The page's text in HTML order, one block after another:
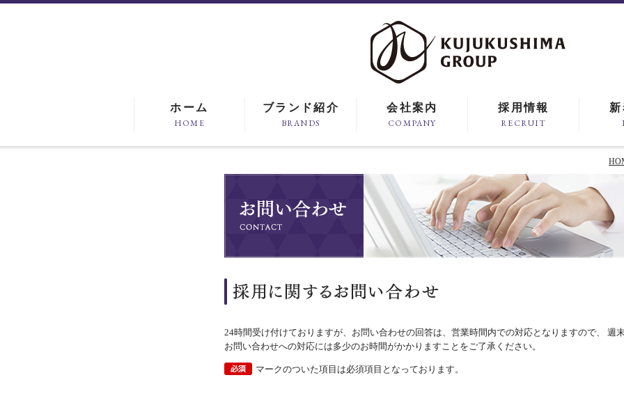
ホーム
HOME
ブランド紹介
BRANDS
会社案内
COMPANY
採用情報
RECRUIT
24時間受け付けておりますが、お問い合わせの回答は、営業時間内での対応となりますので、 週
お問い合わせへの対応には多少のお時間がかかりますことをご了承ください。
マークのついた項目は必須項目となっております。